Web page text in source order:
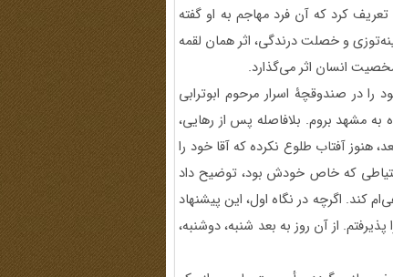
کرد که آن فرد مهاجم به او گفته
و خصلت درندگی، اثر همان لقمه
انسان اثر می‌گذارد.
در صندوقچۀ اسرار مرحوم ابوترابی
به مشهد بروم. بلافاصله پس از رهایی،
هنوز آفتاب طلوع نکرده که آقا خود را
احتیاطی که خاص خودش بود، توضیح داد
4 روز از هفته را همراهی‌ام کند. اگرچه در نگاه اول، این پیشنهاد
از آن روز به بعد شنبه، دوشنبه،